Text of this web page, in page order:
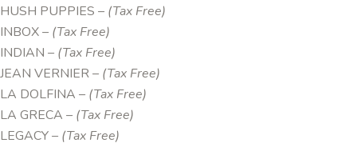
HUSH PUPPIES – (Tax Free)
INBOX– (Tax Free)
INDIAN – (Tax Free)
JEAN VERNIER– (Tax Free)
LA DOLFINA – (Tax Free)
LA GRECA – (Tax Free)
LEGACY– (Tax Free)